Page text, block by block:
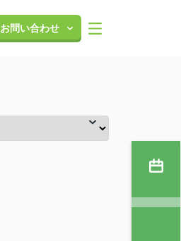
お問い合わせ